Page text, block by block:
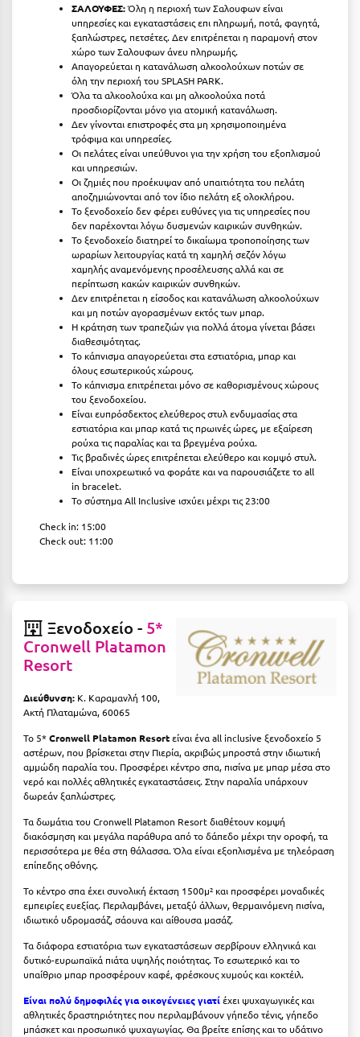
Ορεινή Αρκαδία
Ορεινή Ναυπακτία
Παραλία Κατερίνης
Παραλία Λιτοχώρου
Παράλιο Άστρος
Παρνασσός
Παύλιανη
Πειραιάς
Πελοπόννησος
Πλαταμώνας
Πλύτρα Λακωνίας
Πόρτο Χέλι
Πρέβεζα
Πύλος
Πύργος
Ρ
Ρίο
Ρόδος
Σ
Σαλαμίνα
ΣΑΛΟΥΦΕΣ:Όλη η περιοχή των Σαλουφων είναι
υπηρεσίες και εγκαταστάσεις επι πληρωμή, ποτά, φαγητά,
ξαπλώστρες, πετσέτες. Δεν επιτρέπεται η παραμονή στον
χώρο των Σαλουφων άνευ πληρωμής.
Απαγορεύεται η κατανάλωση αλκοολούχων ποτών σε
όλη την περιοχή του SPLASH PARK.
Όλα τα αλκοολούχα και μη αλκοολούχα ποτά
προσδιορίζονται μόνο για ατομική κατανάλωση.
Δεν γίνονται επιστροφές στα μη χρησιμοποιημένα
τρόφιμα και υπηρεσίες.
Οι πελάτες είναι υπεύθυνοι για την χρήση του εξοπλισμού
και υπηρεσιών.
Οι ζημιές που προέκυψαν από υπαιτιότητα του πελάτη
αποζημιώνονται από τον ίδιο πελάτη εξ ολοκλήρου.
Το ξενοδοχείο δεν φέρει ευθύνες για τις υπηρεσίες που
δεν παρέχονται λόγω δυσμενών καιρικών συνθηκών.
Το ξενοδοχείο διατηρεί το δικαίωμα τροποποίησης των
ωραρίων λειτουργίας κατά τη χαμηλή σεζόν λόγω
χαμηλής αναμενόμενης προσέλευσης αλλά και σε
περίπτωση κακών καιρικών συνθηκών.
Δεν επιτρέπεται η είσοδος και κατανάλωση αλκοολούχων
και μη ποτών αγορασμένων εκτός των μπαρ.
Η κράτηση των τραπεζιών για πολλά άτομα γίνεται βάσει
διαθεσιμότητας.
Το κάπνισμα απαγορεύεται στα εστιατόρια, μπαρ και
όλους εσωτερικούς χώρους.
Το κάπνισμα επιτρέπεται μόνο σε καθορισμένους χώρους
του ξενοδοχείου.
Είναι ευπρόσδεκτος ελεύθερος στυλ ενδυμασίας στα
εστιατόρια και μπαρ κατά τις πρωινές ώρες, με εξαίρεση
ρούχα τις παραλίας και τα βρεγμένα ρούχα.
Τις βραδινές ώρες επιτρέπεται ελεύθερο και κομψό στυλ.
Είναι υποχρεωτικό να φοράτε και να παρουσιάζετε το all
in bracelet.
Το σύστημα All Inclusive ισχύει μέχρι τις 23:00
Check in: 15:00
Check out: 11:00
Ξενοδοχείο - 5*
Cronwell Platamon
Resort
Διεύθυνση: Κ. Καραμανλή 100,
Ακτή Πλαταμώνα, 60065
Το 5*Cronwell Platamon Resortείναι ένα all inclusive ξενοδοχείο 5
αστέρων, που βρίσκεται στην Πιερία, ακριβώς μπροστά στην ιδιωτική
αμμώδη παραλία του. Προσφέρει κέντρο σπα, πισίνα με μπαρ μέσα στο
νερό και πολλές αθλητικές εγκαταστάσεις. Στην παραλία υπάρχουν
δωρεάν ξαπλώστρες.
Τα δωμάτια του Cronwell Platamon Resort διαθέτουν κομψή
διακόσμηση και μεγάλα παράθυρα από το δάπεδο μέχρι την οροφή, τα
περισσότερα με θέα στη θάλασσα. Όλα είναι εξοπλισμένα με τηλεόραση
επίπεδης οθόνης.
Το κέντρο σπα έχει συνολική έκταση 1500μ² και προσφέρει μοναδικές
εμπειρίες ευεξίας. Περιλαμβάνει, μεταξύ άλλων, θερμαινόμενη πισίνα,
ιδιωτικό υδρομασάζ, σάουνα και αίθουσα μασάζ.
Τα διάφορα εστιατόρια των εγκαταστάσεων σερβίρουν ελληνικά και
δυτικό-ευρωπαϊκά πιάτα υψηλής ποιότητας. Το εσωτερικό και το
υπαίθριο μπαρ προσφέρουν καφέ, φρέσκους χυμούς και κοκτέιλ.
Είναι πολύ δημοφιλές για οικογένειες γιατίέχει ψυχαγωγικές και
αθλητικές δραστηριότητες που περιλαμβάνουν γήπεδο τένις, γήπεδο
μπάσκετ και προσωπικό ψυχαγωγίας. Θα βρείτε επίσης και το υδάτινο